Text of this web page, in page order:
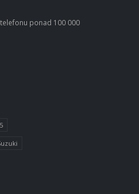
ponad 100 000